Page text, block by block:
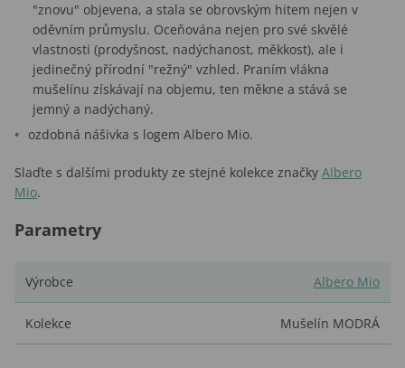
"znovu" objevena, a stala se obrovským hitem nejen v
oděvním průmyslu. Oceňována nejen pro své skvělé
vlastnosti (prodyšnost, nadýchanost, měkkost), ale i
jedinečný přírodní "režný" vzhled. Praním vlákna
mušelínu získávají na objemu, ten měkne a stává se
jemný a nadýchaný.
ozdobná nášivka s logem Albero Mio.
Slaďte s dalšími produkty ze stejné kolekce značky Albero
Mio.
Parametry
Výrobce Albero Mio
Kolekce Mušelín MODRÁ